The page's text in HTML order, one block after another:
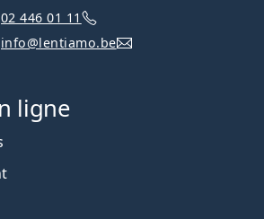
02 446 01 11
info@lentiamo.be
ligne